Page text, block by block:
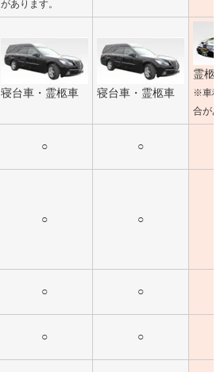
があります。
寝台車・霊柩車 寝台車・霊柩車
霊柩
※車種
合があ
○ ○
○ ○
○ ○
○ ○